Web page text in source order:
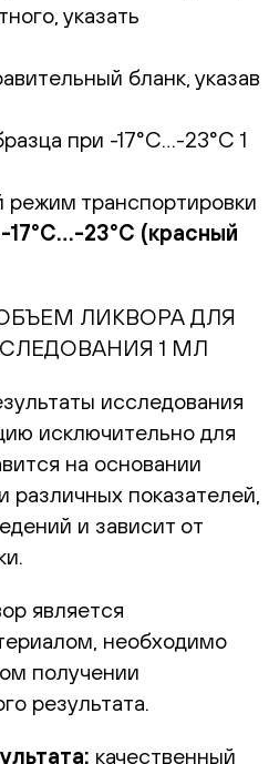
указать
бланк, указав
при -17°С…-23°С 1
режим транспортировки
-17°С…-23°С (красный
ЛИКВОРА ДЛЯ
1 МЛ
исследования
исключительно для
на основании
различных показателей,
и зависит от
является
необходимо
получении
результата.
качественный